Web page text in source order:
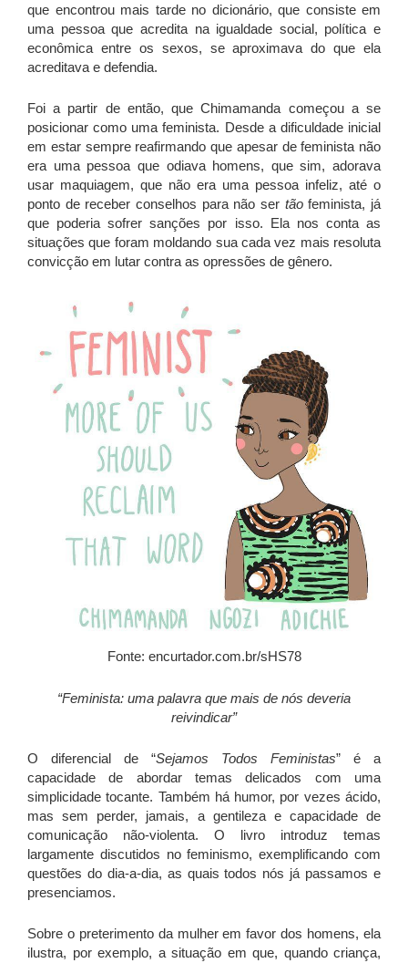
que encontrou mais tarde no dicionário, que consiste em
uma pessoa que acredita na igualdade social, política e
econômica entre os sexos, se aproximava do que ela
acreditava e defendia.
Foi a partir de então, que Chimamanda começou a se
posicionar como uma feminista. Desde a dificuldade inicial
em estar sempre reafirmando que apesar de feminista não
era uma pessoa que odiava homens, que sim, adorava
usar maquiagem, que não era uma pessoa infeliz, até o
ponto de receber conselhos para não ser tãofeminista, já
que poderia sofrer sanções por isso. Ela nos conta as
situações que foram moldando sua cada vez mais resoluta
convicção em lutar contra as opressões de gênero.
Fonte: encurtador.com.br/sHS78
“Feminista: uma palavra que mais de nós deveria
reivindicar”
O diferencial de “Sejamos Todos Feministas” é a
capacidade de abordar temas delicados com uma
simplicidade tocante. Também há humor, por vezes ácido,
mas sem perder, jamais, a gentileza e capacidade de
comunicação não-violenta. O livro introduz temas
largamente discutidos no feminismo, exemplificando com
questões do dia-a-dia, as quais todos nós já passamos e
presenciamos.
Sobre o preterimento da mulher em favor dos homens, ela
ilustra, por exemplo, a situação em que, quando criança,